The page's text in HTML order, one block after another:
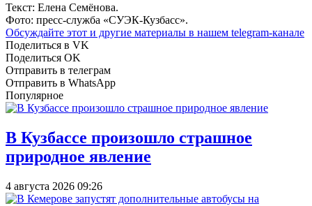
Текст: Елена Семёнова.
Фото: пресс-служба «СУЭК-Кузбасс».
Обсуждайте этот и другие материалы в нашем telegram-канале
Поделиться в VK
Поделиться OK
Отправить в телеграм
Отправить в WhatsApp
Популярное
В Кузбассе произошло страшное
природное явление
4 августа 2026 09:26